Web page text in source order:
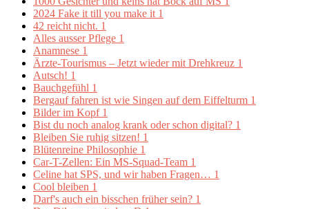
2024 Fake it till you make it 1
42 reicht nicht. 1
Alles ausser Pflege 1
Anamnese 1
Ärzte-Tourismus – Jetzt wieder mit Drehkreuz 1
Autsch! 1
Bauchgefühl 1
Bergauf fahren ist wie Singen auf dem Eiffelturm 1
Bilder im Kopf 1
Bist du noch analog krank oder schon digital? 1
Bleiben Sie ruhig sitzen! 1
Blütenreine Philosophie 1
Car-T-Zellen: Ein MS-Squad-Team 1
Celine hat SPS, und wir haben Fragen… 1
Cool bleiben 1
Darf's auch ein bisschen früher sein? 1